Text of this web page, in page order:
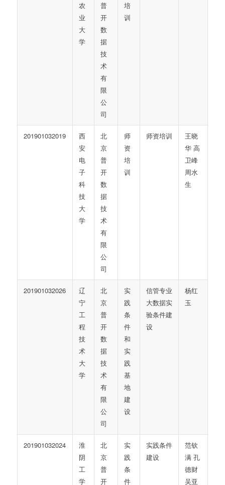
农
业
大
学
普
开
数
据
技
术
有
限
公
司
培
训
201901032019
西
安
电
子
科
技
大
学
北
京
普
开
数
据
技
术
有
限
公
司
师
资
培
训
师资培训
王晓
华 高
卫峰
周水
生
201901032026
辽
宁
工
程
技
术
大
学
北
京
普
开
数
据
技
术
有
限
公
司
实
践
条
件
和
实
践
基
地
建
设
信管专业
大数据实
验条件建
设
杨红
玉
201901032024
淮
阴
工
学
北
京
普
开
实
践
条
件
实践条件
建设
范钦
满 孔
德财
吴亚